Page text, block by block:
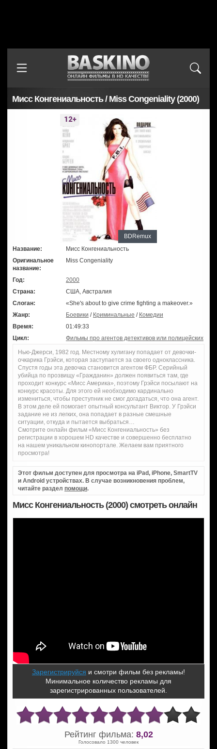
Мисс Конгениальность / Miss Congeniality (2000)
BDRemux
Название:
Мисс Конгениальность
Оригинальное
название:
Miss Congeniality
Год:
2000
Страна:
США, Австралия
Слоган:
«She's about to give crime fighting a makeover.»
Жанр:
Боевики / Криминальные / Комедии
Время:
01:49:33
Цикл:
Фильмы про агентов детективов или полицейских
Нью-Джерси, 1982 год. Местному хулигану попадает от девочки-
очкарика Грэйси, которая заступается за своего одноклассника.
Спустя годы эта девочка становится агентом ФБР. Серийный
убийца по прозвищу «Гражданин» должен появиться там, где
проходит конкурс «Мисс Америка», поэтому Грэйси посылают на
конкурс красоты. Для этого ей необходимо кардинально
измениться, чтобы преступник не смог догадаться, что она агент.
В этом деле ей помогает опытный консультант Виктор. У Грэйси
задание не из легких, она попадает в разные смешные
ситуации, откуда и пытается выбраться…
Смотрите онлайн фильм «Мисс Конгениальность» без
регистрации в хорошем HD качестве и совершенно бесплатно
на нашем уникальном кинопортале. Желаем вам приятного
просмотра!
Этот фильм доступен для просмотра на iPad, iPhone, SmartTV
и Android устройствах. В случае возникновения проблем,
читайте раздел помощи.
Мисс Конгениальность (2000) смотреть онлайн
Зарегистрируйся и смотри фильм без рекламы!
Минимальное количество рекламы для
зарегистрированных пользователей.
Рейтинг фильма: 8,02
Голосовало 1300 человек